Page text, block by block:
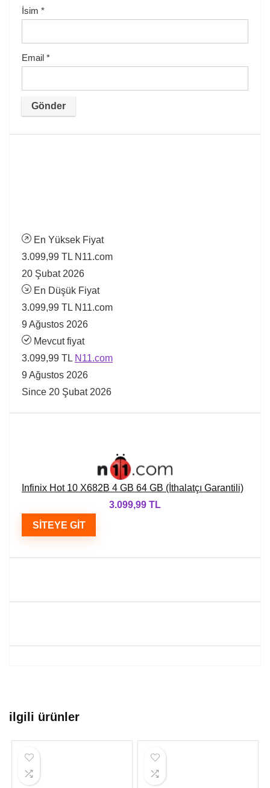
İsim *
Email *
En Yüksek Fiyat
3.099,99 TL N11.com
20 Şubat 2026
En Düşük Fiyat
3.099,99 TL N11.com
9 Ağustos 2026
Mevcut fiyat
3.099,99 TL N11.com
9 Ağustos 2026
Since 20 Şubat 2026
Infinix Hot 10 X682B 4 GB 64 GB (İthalatçı Garantili)
3.099,99 TL
SITEYE GIT
ilgili ürünler